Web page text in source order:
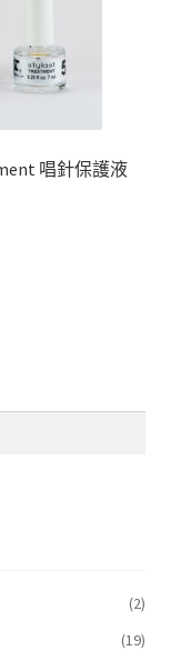
唱針保護液
(2)
(19)